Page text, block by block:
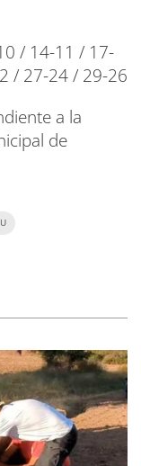
/ 14-11 / 17-
/ 27-24 / 29-26
a la
de